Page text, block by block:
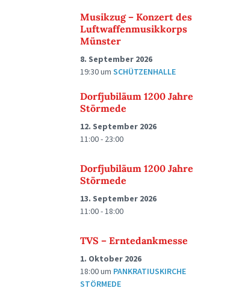
Musikzug – Konzert des
Luftwaffenmusikkorps
Münster
8. September 2026
19:30umSCHÜTZENHALLE
Dorfjubiläum 1200 Jahre
Störmede
12. September 2026
11:00 - 23:00
Dorfjubiläum 1200 Jahre
Störmede
13. September 2026
11:00 - 18:00
TVS – Erntedankmesse
1. Oktober 2026
18:00um PANKRATIUSKIRCHE
STÖRMEDE